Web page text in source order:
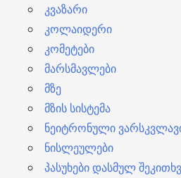
კვაზარი
კოლაიდერი
კომეტები
მარსმავლები
მზე
მზის სისტემა
ნეიტრონული
ნისლეულები
პასუხები დასმულ